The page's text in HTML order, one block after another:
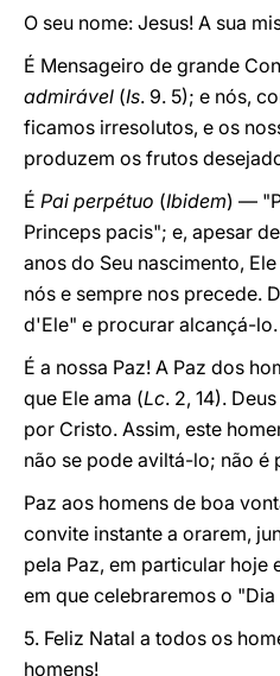
O seu nome: Jesus! A sua
É Mensageiro de grande
admirável (Is. 9. 5); e nós,
ficamos irresolutos, e os
produzem os frutos
É Pai perpétuo (Ibidem) —
Princeps pacis"; e, apesar
anos do Seu nascimento,
nós e sempre nos precede.
d'Ele" e procurar alcançá-lo.
É a nossa Paz! A Paz dos
que Ele ama (Lc. 2, 14).
por Cristo. Assim, este
não se pode aviltá-lo; não
Paz aos homens de boa
convite instante a orarem,
pela Paz, em particular hoje
em que celebraremos o "Dia
5. Feliz Natal a todos os
homens!